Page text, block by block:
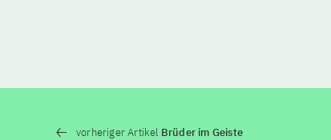
vorheriger Artikel Brüder im Geiste